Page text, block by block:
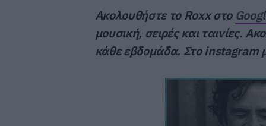
Ακολουθήστε το Roxx στο
μουσική, σειρές και ταινίες.
κάθε εβδομάδα. Στο instagram